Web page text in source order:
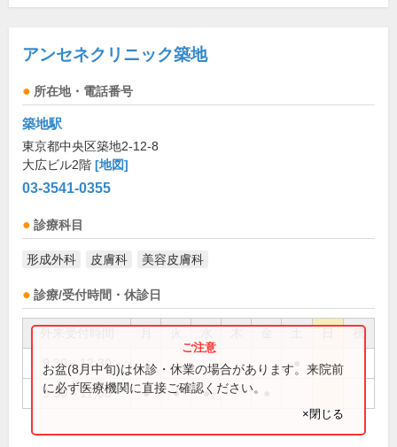
アンセネクリニック築地
所在地・電話番号
築地駅
東京都中央区築地2-12-8
大広ビル2階 [地図]
03-3541-0355
診療科目
形成外科 皮膚科 美容皮膚科
診療/受付時間・休診日
祝
9:30～12:30
9:30～17:00 ● ● ●
お盆(8月中旬)は休診・休業の場合があります。来院前
に必ず医療機関に直接ご確認ください。
×閉じる